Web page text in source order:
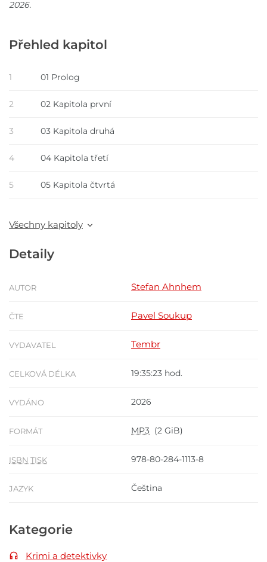
2026.
Přehled kapitol
1 01 Prolog
2 02 Kapitola první
3 03 Kapitola druhá
4 04 Kapitola třetí
5 05 Kapitola čtvrtá
Všechny kapitoly
Detaily
AUTOR Stefan Ahnhem
ČTE Pavel Soukup
VYDAVATEL Tembr
CELKOVÁ DÉLKA 19:35:23 hod.
VYDÁNO 2026
FORMÁT MP3 (2 GiB)
ISBN TISK 978-80-284-1113-8
JAZYK Čeština
Kategorie
Krimi a detektivky